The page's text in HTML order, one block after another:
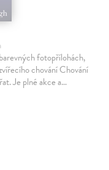
fotopřílohách,
chování Chování
Je plné akce a…